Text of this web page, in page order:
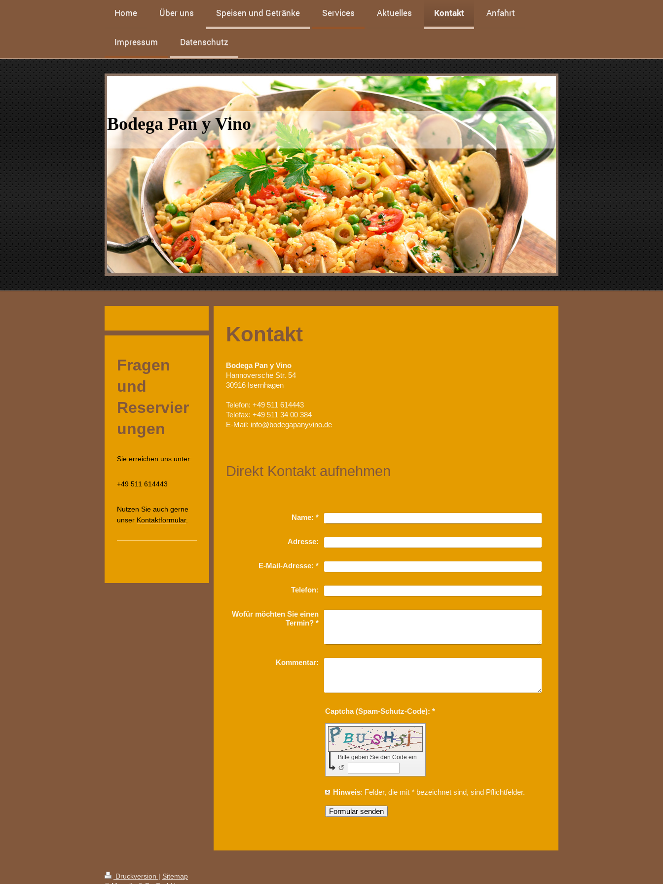
Home Über uns Speisen und Getränke Services Aktuelles Kontakt Anfahrt
Impressum Datenschutz
Bodega Pan y Vino
Kontakt
Bodega Pan y Vino
Hannoversche Str. 54
30916 Isernhagen
Telefon: +49 511 614443
Telefax: +49 511 34 00 384
E-Mail: info@bodegapanyvino.de
Direkt Kontakt aufnehmen
Name: *
Adresse:
E-Mail-Adresse: *
Telefon:
Wofür möchten Sie einen
Termin? *
Kommentar:
Captcha (Spam-Schutz-Code): *
Bitte geben Sie den Code ein
↺
Hinweis : Felder, die mit * bezeichnet sind, sind Pflichtfelder.
Fragen
und
Reservier
ungen
Sie erreichen uns unter:
+49 511 614443
Nutzen Sie auch gerne
unser Kontaktformular.
Druckversion | Sitemap